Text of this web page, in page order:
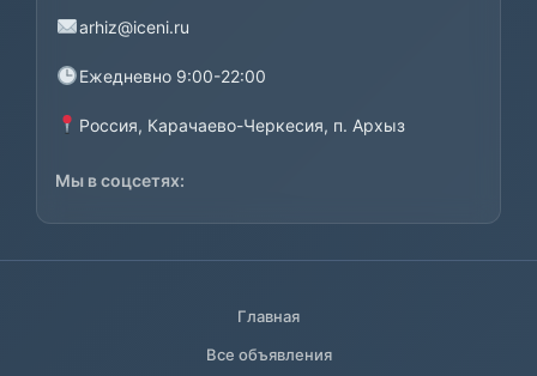
arhiz@iceni.ru
Ежедневно 9:00-22:00
Россия, Карачаево-Черкесия, п. Архыз
Мы в соцсетях:
Главная
Все объявления